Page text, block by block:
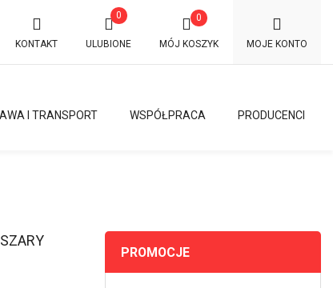
KONTAKT
0
ULUBIONE MÓJ KOSZYK
0
MOJE KONTO
PRODUCENCI
WSPÓŁPRACA
I TRANSPORT
PROMOCJE